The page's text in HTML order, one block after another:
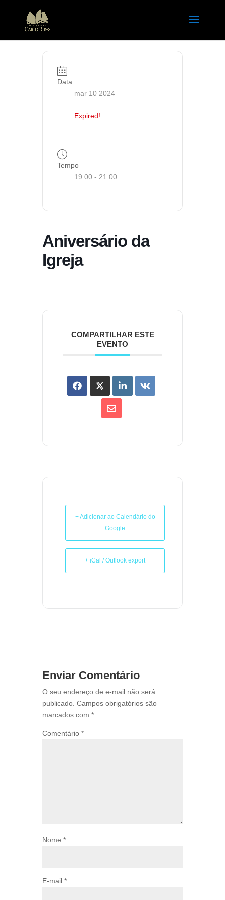
Data
mar 10 2024
Expired!
Tempo
19:00 - 21:00
Aniversário da
Igreja
COMPARTILHAR ESTE
EVENTO
+ Adicionar ao Calendário do
Google
+ iCal / Outlook export
Enviar Comentário
O seu endereço de e-mail não será
publicado. Campos obrigatórios são
marcados com *
Comentário *
Nome *
E-mail *